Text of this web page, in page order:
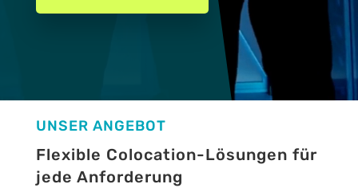
UNSER ANGEBOT
Flexible Colocation-Lösungen für
jede Anforderung